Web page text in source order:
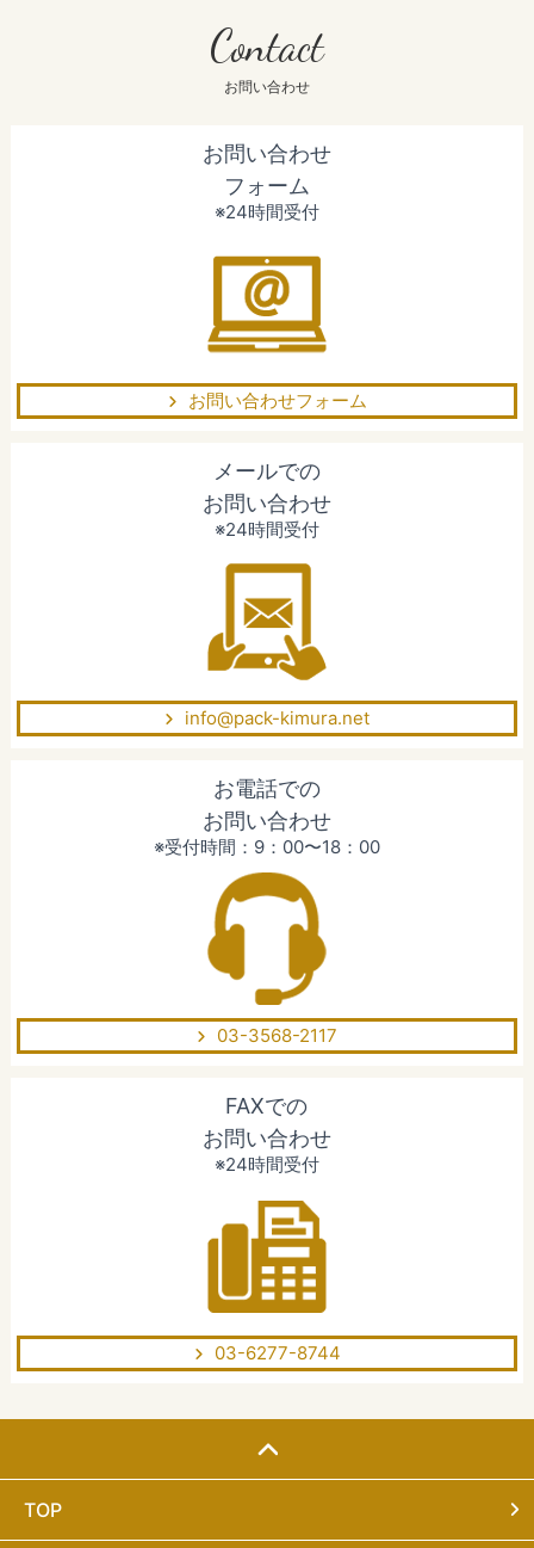
Contact
お問い合わせ
お問い合わせ
フォーム
※24時間受付
お問い合わせフォーム
メールでの
お問い合わせ
※24時間受付
info@pack-kimura.net
お電話での
お問い合わせ
※受付時間：9：00〜18：00
03-3568-2117
FAXでの
お問い合わせ
※24時間受付
03-6277-8744
TOP